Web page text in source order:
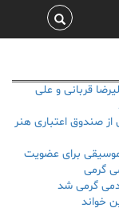
قربانی و علی
صندوق اعتباری هنر
برای عضویت
گرمی
گرمی شد
خواند